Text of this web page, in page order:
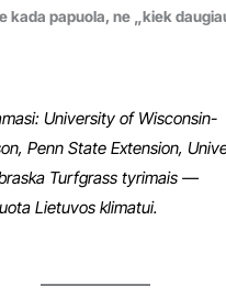
kada papuola, ne „kiek
University of Wisconsin-
Penn State Extension,
Turfgrass tyrimais —
Lietuvos klimatui.